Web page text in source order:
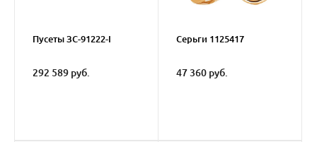
Пусеты ЗС-91222-I
292 589 руб.
Серьги 1125417
47 360 руб.